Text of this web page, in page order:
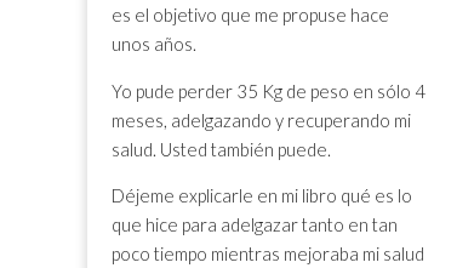
es el objetivo que me propuse hace
unos años.
Yo pude perder 35 Kg de peso en sólo 4
meses, adelgazando y recuperando mi
salud. Usted también puede.
Déjeme explicarle en mi libro qué es lo
que hice para adelgazar tanto en tan
poco tiempo mientras mejoraba mi salud